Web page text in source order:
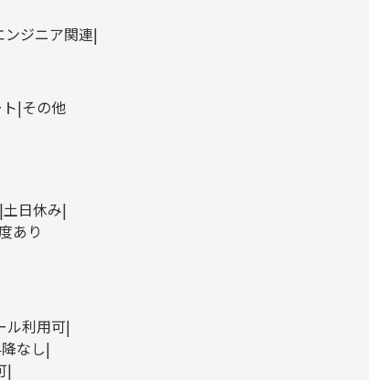
ンジニア関連
その他
土日休み
あり
ル利用可
なし